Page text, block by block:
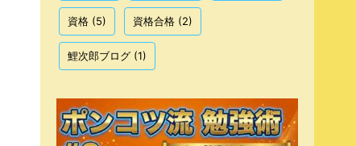
資格 (5) 資格合格 (2)
鯉次郎ブログ (1)